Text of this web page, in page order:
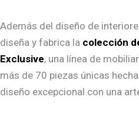
Además del diseño de
diseña y fabrica la colección
Exclusive, una línea de
más de 70 piezas únicas
diseño excepcional con una